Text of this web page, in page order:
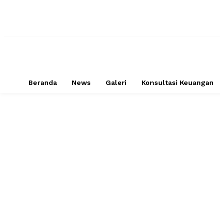
Beranda News Galeri Konsultasi Keuangan